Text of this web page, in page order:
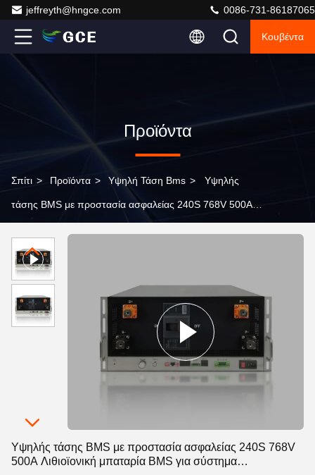
jeffreyth@hngce.com 0086-731-86187065
Κουβέντα
Προϊόντα
Σπίτι > Προϊόντα > Υψηλή Τάση Bms > Υψηλής
τάσης BMS με προστασία ασφαλείας 240S 768V 500A
ενέργειας
Υψηλής τάσης BMS με προστασία ασφαλείας 240S 768V
500A Λιθιοϊονική μπαταρία BMS για σύστημα